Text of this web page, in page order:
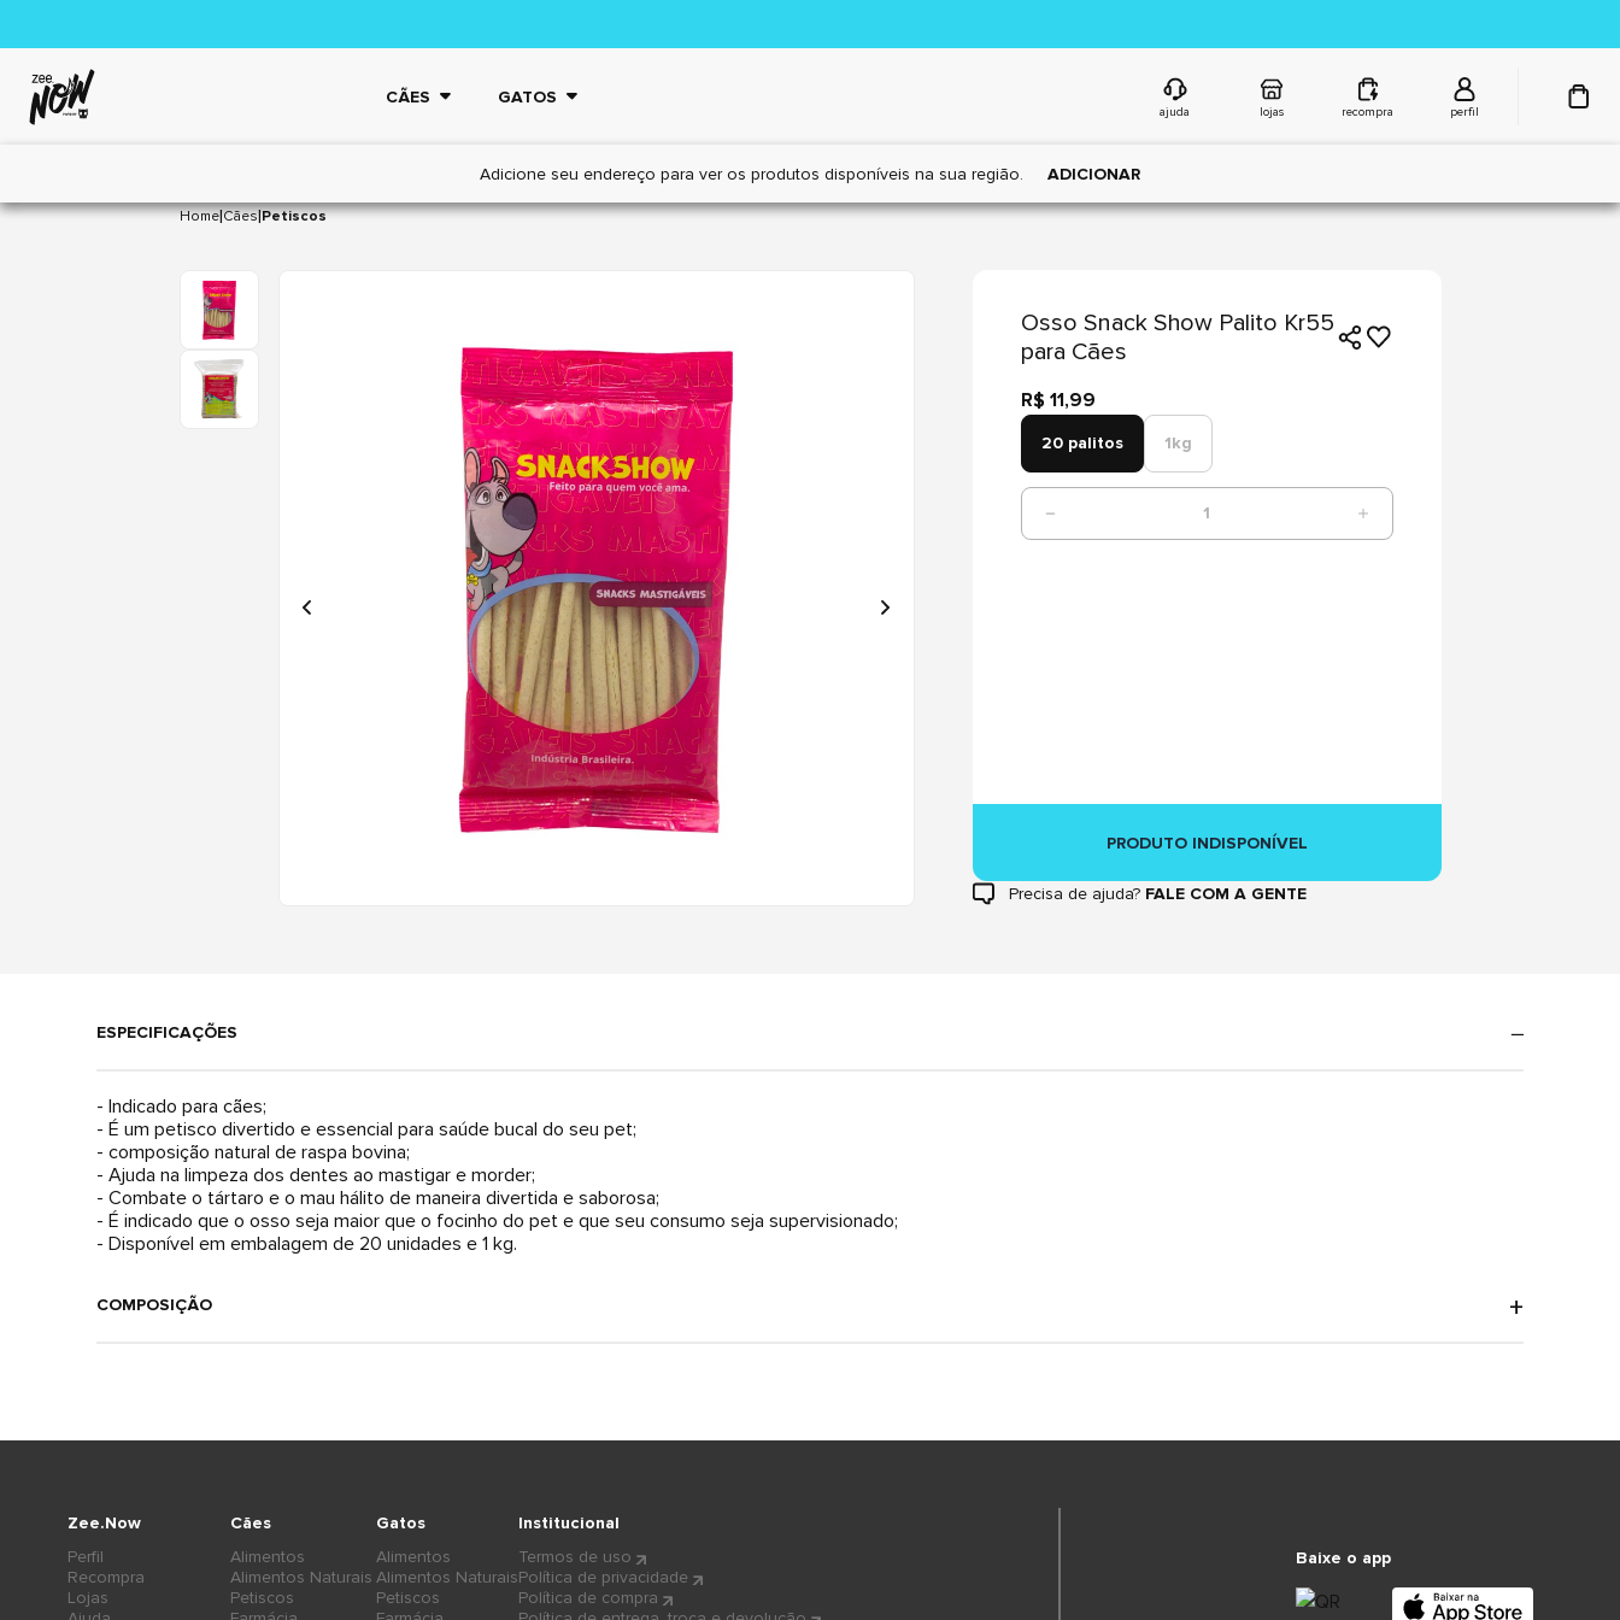
CÃES GATOS
ajuda lojas recompra perfil
Adicione seu endereço para ver os produtos disponíveis na sua região. ADICIONAR
Home|Cães|Petiscos
Osso Snack Show Palito Kr55
para Cães
R$ 11,99
20 palitos 1kg
1
PRODUTO INDISPONÍVEL
Precisa de ajuda? FALE COM A GENTE
ESPECIFICAÇÕES
- Indicado para cães;
- É um petisco divertido e essencial para saúde bucal do seu pet;
- composição natural de raspa bovina;
- Ajuda na limpeza dos dentes ao mastigar e morder;
- Combate o tártaro e o mau hálito de maneira divertida e saborosa;
- É indicado que o osso seja maior que o focinho do pet e que seu consumo seja supervisionado;
- Disponível em embalagem de 20 unidades e 1 kg.
COMPOSIÇÃO
Cães
Alimentos
Alimentos Naturais
Petiscos
Gatos
Alimentos
Alimentos Naturais
Petiscos
Zee.Now
Perfil
Recompra
Lojas
Institucional
Termos de uso
Política de privacidade
Política de compra
Baixe o app